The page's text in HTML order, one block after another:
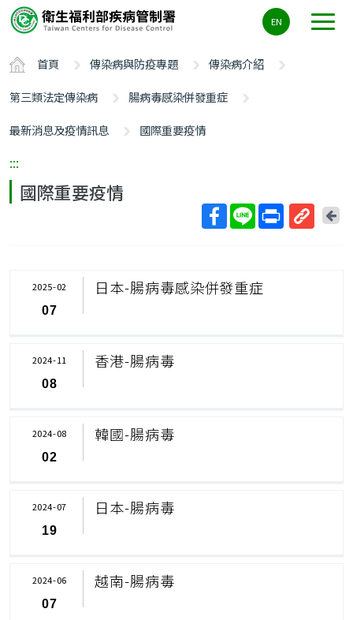
要
容
ALT+C
EN
首頁 傳染病與防疫專題
傳染病介紹
第三類法定傳染病
腸病毒感染併發重症
最新消息及疫情訊息
國際重要疫情
:::
國際重要疫情
回
日本-腸病毒感染併發重症
2025-02
07
香港-腸病毒
2024-11
08
韓國-腸病毒
2024-08
02
日本-腸病毒
2024-07
19
越南-腸病毒
2024-06
07